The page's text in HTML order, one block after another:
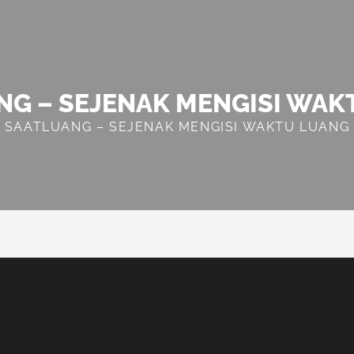
– SEJENAK MENGISI
SAATLUANG – SEJENAK MENGISI WAKTU LUANG